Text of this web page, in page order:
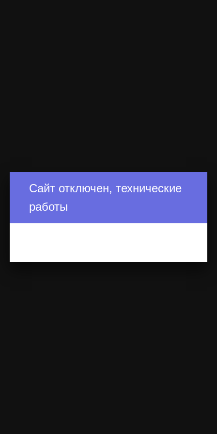
Сайт отключен, технические
работы